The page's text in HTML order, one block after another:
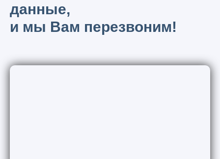
данные,
и мы Вам перезвоним!